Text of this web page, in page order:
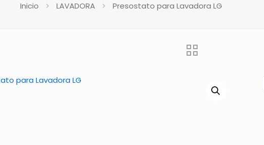
Inicio LAVADORA Presostato para Lavadora LG